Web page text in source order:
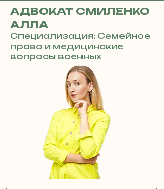
АДВОКАТ СМИЛЕНКО
АЛЛА
Специализация: Семейное
право и медицинские
вопросы военных